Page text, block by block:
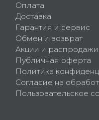
Оплата
Доставка
Гарантия и сервис
Обмен и возврат
Акции и распродажи
Публичная оферта
Политика
Согласие на
Пользовательское